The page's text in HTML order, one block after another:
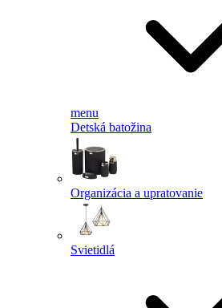
menu
Detská batožina
Organizácia a upratovanie
Svietidlá